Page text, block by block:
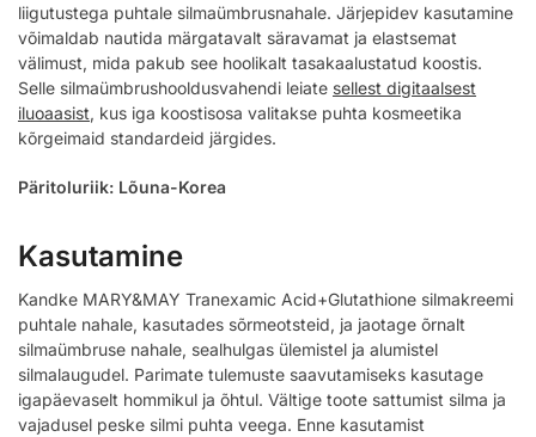
liigutustega puhtale silmaümbrusnahale. Järjepidev kasutamine
võimaldab nautida märgatavalt säravamat ja elastsemat
välimust, mida pakub see hoolikalt tasakaalustatud koostis.
Selle silmaümbrushooldusvahendi leiate sellest digitaalsest
iluoaasist, kus iga koostisosa valitakse puhta kosmeetika
kõrgeimaid standardeid järgides.
Päritoluriik: Lõuna-Korea
Kasutamine
Kandke MARY&MAY Tranexamic Acid+Glutathione silmakreemi
puhtale nahale, kasutades sõrmeotsteid, ja jaotage õrnalt
silmaümbruse nahale, sealhulgas ülemistel ja alumistel
silmalaugudel. Parimate tulemuste saavutamiseks kasutage
igapäevaselt hommikul ja õhtul. Vältige toote sattumist silma ja
vajadusel peske silmi puhta veega. Enne kasutamist